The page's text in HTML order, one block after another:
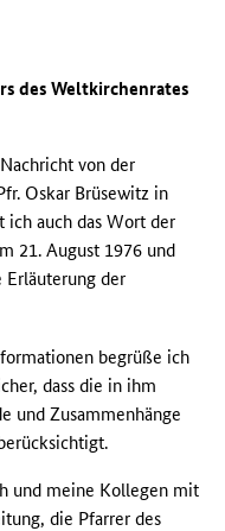
des Weltkirchenrates
von der
Oskar Brüsewitz in
auch das Wort der
21. August 1976 und
der
begrüße ich
dass die in ihm
und Zusammenhänge
und meine Kollegen mit
die Pfarrer des